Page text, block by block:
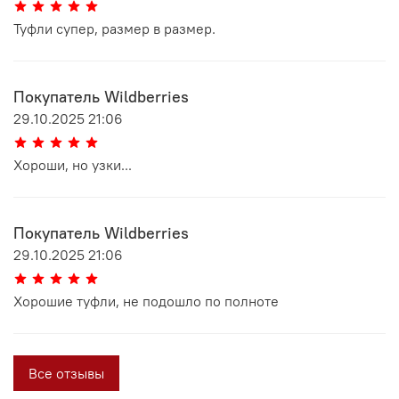
Туфли супер, размер в размер.
Покупатель Wildberries
29.10.2025 21:06
Хороши, но узки...
Покупатель Wildberries
29.10.2025 21:06
Хорошие туфли, не подошло по полноте
Все отзывы